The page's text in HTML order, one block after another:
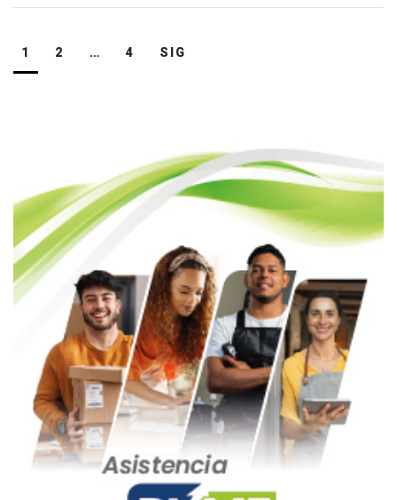
Navegación
de
1 2 … 4 SIG